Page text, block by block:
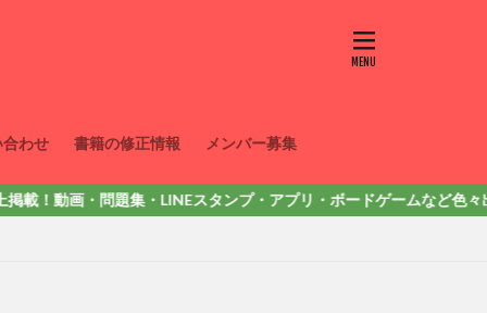
わせ 書籍の修正情報 メンバー募集
スタンプ・アプリ・ボードゲームなど色々出しています。詳し